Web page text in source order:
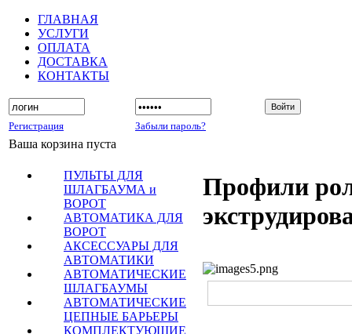
ГЛАВНАЯ
УСЛУГИ
ОПЛАТА
ДОСТАВКА
КОНТАКТЫ
Регистрация Забыли пароль?
Ваша корзина пуста
ПУЛЬТЫ ДЛЯ
ШЛАГБАУМА и
ВОРОТ
АВТОМАТИКА ДЛЯ
ВОРОТ
АКСЕССУАРЫ ДЛЯ
АВТОМАТИКИ
АВТОМАТИЧЕСКИЕ
ШЛАГБАУМЫ
АВТОМАТИЧЕСКИЕ
ЦЕПНЫЕ БАРЬЕРЫ
КОМПЛЕКТУЮЩИЕ
Профили